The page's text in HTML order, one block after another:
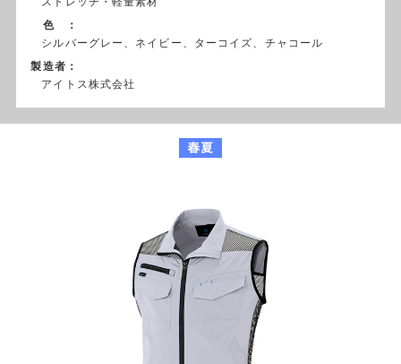
色 ：
シルバーグレー、ネイビー、ターコイズ、チャコール
製造者：
アイトス株式会社